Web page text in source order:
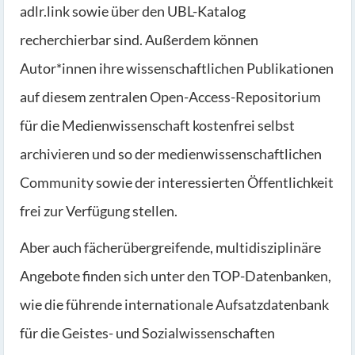
adlr.link sowie über den UBL-Katalog
recherchierbar sind. Außerdem können
Autor*innen ihre wissenschaftlichen Publikationen
auf diesem zentralen Open-Access-Repositorium
für die Medienwissenschaft kostenfrei selbst
archivieren und so der medienwissenschaftlichen
Community sowie der interessierten Öffentlichkeit
frei zur Verfügung stellen.
Aber auch fächerübergreifende, multidisziplinäre
Angebote finden sich unter den TOP-Datenbanken,
wie die führende internationale Aufsatzdatenbank
für die Geistes- und Sozialwissenschaften